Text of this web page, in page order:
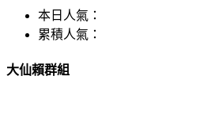
本日人氣：
累積人氣：
大仙賴群組